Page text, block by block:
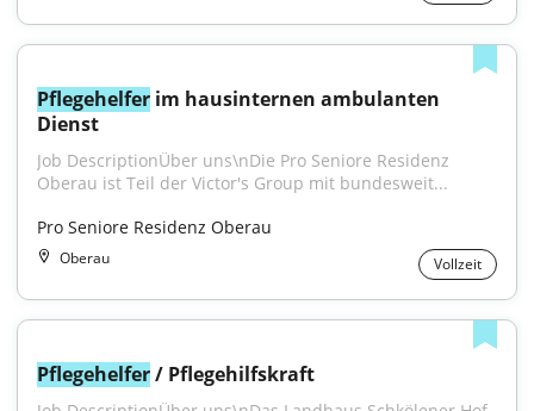
Pflegehelfer im hausinternen ambulanten
Dienst
Job DescriptionÜber uns\nDie Pro Seniore Residenz
Oberau ist Teil der Victor's Group mit bundesweit...
Pro Seniore Residenz Oberau
Oberau Vollzeit
Pflegehelfer / Pflegehilfskraft